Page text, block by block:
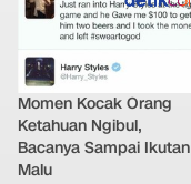
Momen Kocak Orang
Ketahuan Ngibul,
Bacanya Sampai Ikutan
Malu